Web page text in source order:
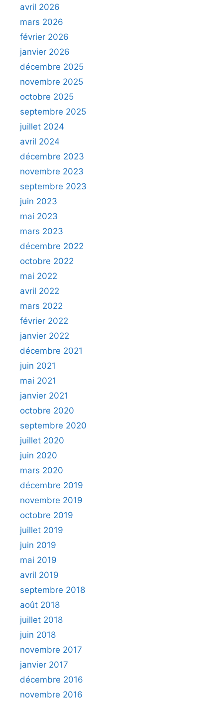
avril 2026
mars 2026
février 2026
janvier 2026
décembre 2025
novembre 2025
octobre 2025
septembre 2025
juillet 2024
avril 2024
décembre 2023
novembre 2023
septembre 2023
juin 2023
mai 2023
mars 2023
décembre 2022
octobre 2022
mai 2022
avril 2022
mars 2022
février 2022
janvier 2022
décembre 2021
juin 2021
mai 2021
janvier 2021
octobre 2020
septembre 2020
juillet 2020
juin 2020
mars 2020
décembre 2019
novembre 2019
octobre 2019
juillet 2019
juin 2019
mai 2019
avril 2019
septembre 2018
août 2018
juillet 2018
juin 2018
novembre 2017
janvier 2017
décembre 2016
novembre 2016